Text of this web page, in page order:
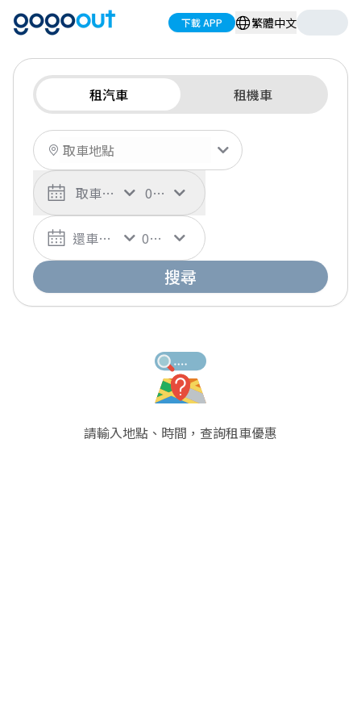
下載 APP 繁體中文
租汽車 租機車
取車日期 00:00
還車日期 00:00
搜尋
請輸入地點、時間，查詢租車優惠